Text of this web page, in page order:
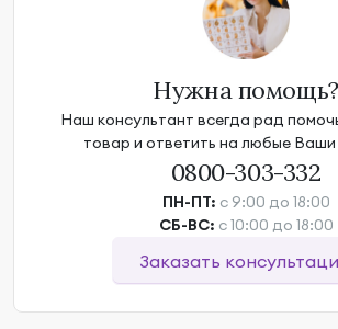
Нужна помощь?
Наш консультант всегда рад
товар и ответить на любые
0800-303-332
ПН-ПТ: с 9:00 до 18:00
СБ-ВС: с 10:00 до 18:00
Заказать